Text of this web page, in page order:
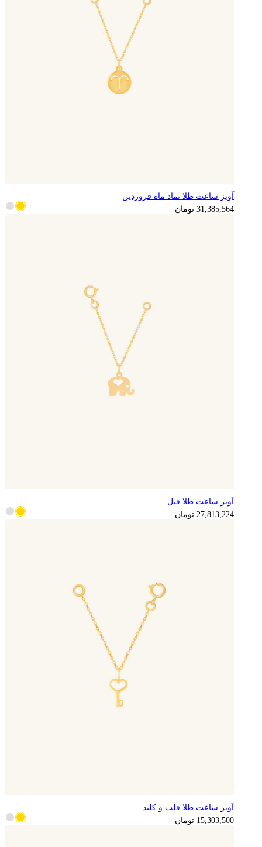
7,846,391 تومان
آویز ساعت طلا نماد ماه فروردین
31,385,564 تومان
6,953,306 تومانآویز ساعت طلا فیل
27,813,224 تومان
3,825,875 تومان
آویز ساعت طلا قلب و کلید
15,303,500 تومان